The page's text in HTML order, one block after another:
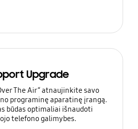
Upgrade
The Air“ atnaujinkite savo
programinę aparatinę įrangą.
būdas optimaliai išnaudoti
telefono galimybes.